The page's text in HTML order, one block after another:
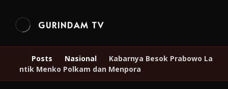
GURINDAM TV
Posts Nasional
Kabarnya Besok Prabowo La
ntik Menko Polkam dan Menpora